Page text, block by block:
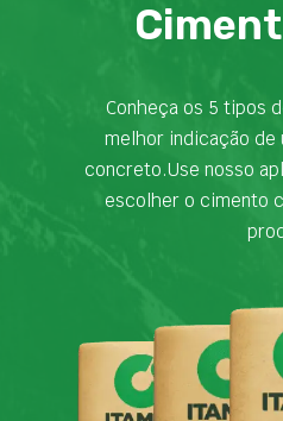
Conheça os 5 tipos
melhor indicação de
concreto.Use nosso
escolher o cimento